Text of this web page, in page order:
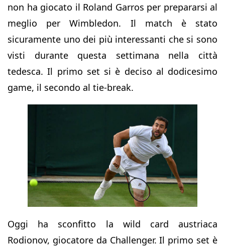
non ha giocato il Roland Garros per prepararsi al
meglio per Wimbledon. Il match è stato
sicuramente uno dei più interessanti che si sono
visti durante questa settimana nella città
tedesca. Il primo set si è deciso al dodicesimo
game, il secondo al tie-break.
Oggi ha sconfitto la wild card austriaca
Rodionov, giocatore da Challenger. Il primo set è